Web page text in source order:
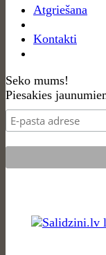
Atgriešana
Kontakti
Seko mums!
Piesakies